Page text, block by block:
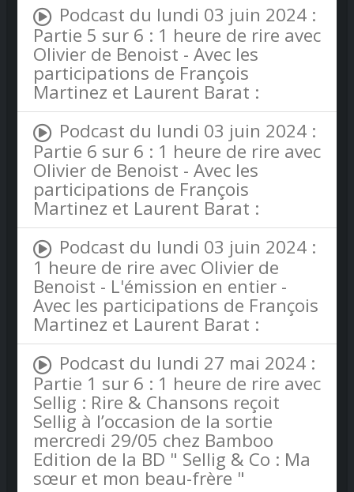
Podcast du lundi 03 juin 2024 :
Partie 5 sur 6 : 1 heure de rire avec
Olivier de Benoist - Avec les
participations de François
Martinez et Laurent Barat :
Podcast du lundi 03 juin 2024 :
Partie 6 sur 6 : 1 heure de rire avec
Olivier de Benoist - Avec les
participations de François
Martinez et Laurent Barat :
Podcast du lundi 03 juin 2024 :
1 heure de rire avec Olivier de
Benoist - L'émission en entier -
Avec les participations de François
Martinez et Laurent Barat :
Podcast du lundi 27 mai 2024 :
Partie 1 sur 6 : 1 heure de rire avec
Sellig : Rire & Chansons reçoit
Sellig à l’occasion de la sortie
mercredi 29/05 chez Bamboo
Edition de la BD " Sellig & Co : Ma
sœur et mon beau-frère "